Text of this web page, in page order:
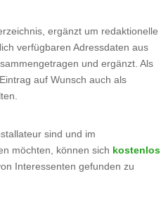
ergänzt um redaktionelle
verfügbaren Adressdaten aus
und ergänzt. Als
auf Wunsch auch als
sind und im
möchten, können sich kostenlos
Interessenten gefunden zu